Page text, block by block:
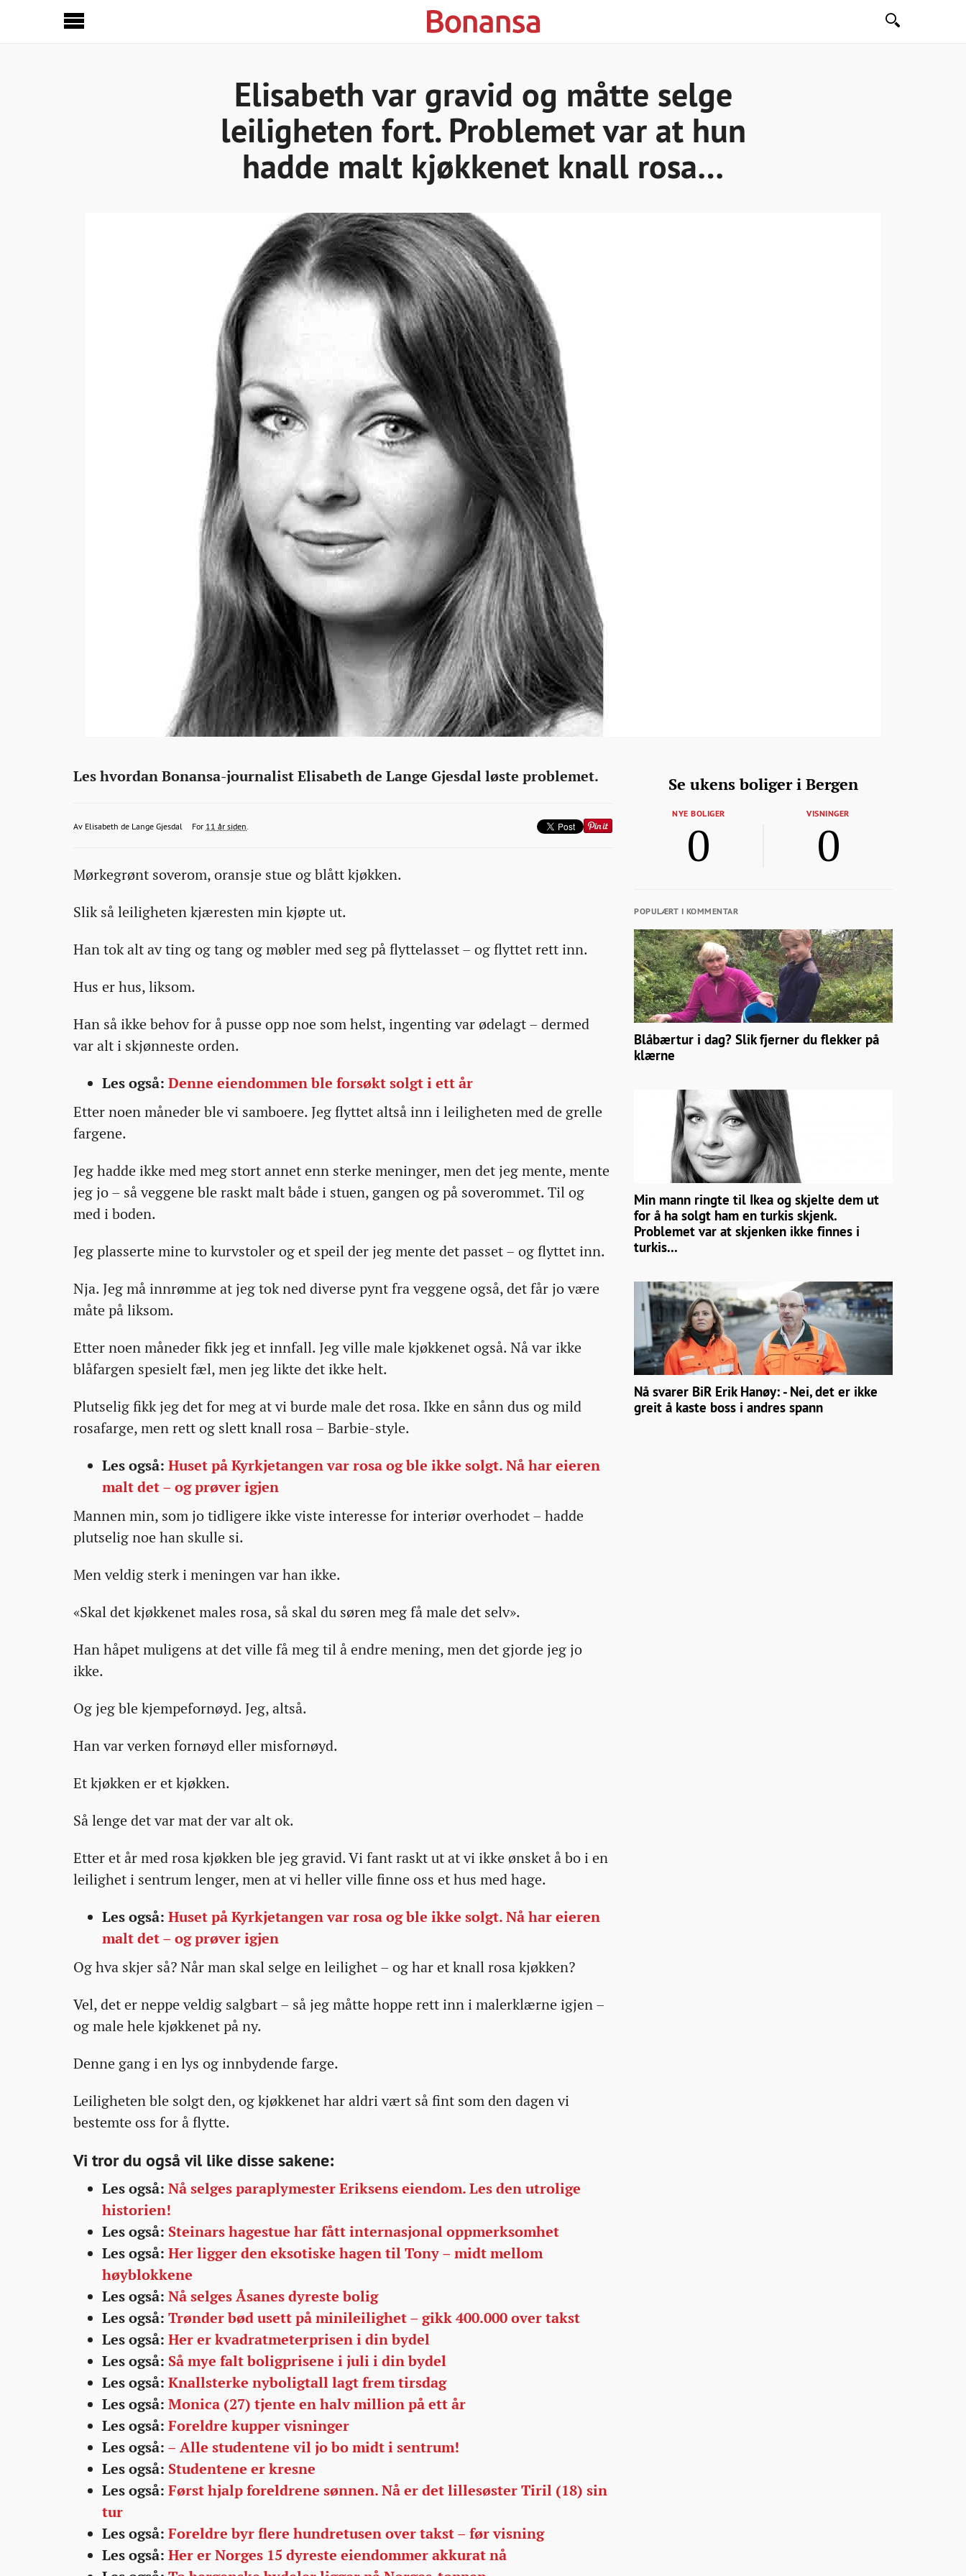
Søk
Elisabeth var gravid og måtte selge
leiligheten fort. Problemet var at hun
hadde malt kjøkkenet knall rosa…
Kommentar
http://bonansa.no/artikkel/elisabeth-
selge-
leiligheten-
problemet-
at-
hadde-
malt-
kjokkenet-
rosa/
Les hvordan Bonansa-journalist Elisabeth de Lange Gjesdal løste problemet.
Av Elisabeth de Lange Gjesdal elisabeth.gjesdal@bt.no
2015-
21T13:58:50+00:00
2015-
21T13:58:50+00:00
2015-
21T13:58:50+00:00
For 11 år siden.
Mørkegrønt soverom, oransje stue og blått kjøkken.
Slik så leiligheten kjæresten min kjøpte ut.
Han tok alt av ting og tang og møbler med seg på flyttelasset – og flyttet rett inn.
Hus er hus, liksom.
Han så ikke behov for å pusse opp noe som helst, ingenting var ødelagt – dermed
var alt i skjønneste orden.
Les også: Denne eiendommen ble forsøkt solgt i ett år
Etter noen måneder ble vi samboere. Jeg flyttet altså inn i leiligheten med de grelle
fargene.
Jeg hadde ikke med meg stort annet enn sterke meninger, men det jeg mente, mente
jeg jo – så veggene ble raskt malt både i stuen, gangen og på soverommet. Til og
med i boden.
Jeg plasserte mine to kurvstoler og et speil der jeg mente det passet – og flyttet inn.
Nja. Jeg må innrømme at jeg tok ned diverse pynt fra veggene også, det får jo være
måte på liksom.
Etter noen måneder fikk jeg et innfall. Jeg ville male kjøkkenet også. Nå var ikke
blåfargen spesielt fæl, men jeg likte det ikke helt.
Plutselig fikk jeg det for meg at vi burde male det rosa. Ikke en sånn dus og mild
rosafarge, men rett og slett knall rosa – Barbie-style.
Les også: Huset på Kyrkjetangen var rosa og ble ikke solgt. Nå har eieren
malt det – og prøver igjen
Mannen min, som jo tidligere ikke viste interesse for interiør overhodet – hadde
plutselig noe han skulle si.
Men veldig sterk i meningen var han ikke.
«Skal det kjøkkenet males rosa, så skal du søren meg få male det selv».
Han håpet muligens at det ville få meg til å endre mening, men det gjorde jeg jo
ikke.
Og jeg ble kjempefornøyd. Jeg, altså.
Han var verken fornøyd eller misfornøyd.
Et kjøkken er et kjøkken.
Så lenge det var mat der var alt ok.
Etter et år med rosa kjøkken ble jeg gravid. Vi fant raskt ut at vi ikke ønsket å bo i en
leilighet i sentrum lenger, men at vi heller ville finne oss et hus med hage.
Les også: Huset på Kyrkjetangen var rosa og ble ikke solgt. Nå har eieren
malt det – og prøver igjen
Og hva skjer så? Når man skal selge en leilighet – og har et knall rosa kjøkken?
Vel, det er neppe veldig salgbart – så jeg måtte hoppe rett inn i malerklærne igjen –
og male hele kjøkkenet på ny.
Denne gang i en lys og innbydende farge.
Leiligheten ble solgt den, og kjøkkenet har aldri vært så fint som den dagen vi
bestemte oss for å flytte.
Vi tror du også vil like disse sakene:
Les også: Nå selges paraplymester Eriksens eiendom. Les den utrolige
historien!
Les også: Steinars hagestue har fått internasjonal oppmerksomhet
Les også: Her ligger den eksotiske hagen til Tony – midt mellom
høyblokkene
Les også: Nå selges Åsanes dyreste bolig
Les også: Trønder bød usett på minileilighet – gikk 400.000 over takst
Les også: Her er kvadratmeterprisen i din bydel
Les også: Så mye falt boligprisene i juli i din bydel
Les også: Knallsterke nyboligtall lagt frem tirsdag
Les også: Monica (27) tjente en halv million på ett år
Les også: Foreldre kupper visninger
Les også: – Alle studentene vil jo bo midt i sentrum!
Les også: Studentene er kresne
Les også: Først hjalp foreldrene sønnen. Nå er det lillesøster Tiril (18) sin
tur
Les også: Foreldre byr flere hundretusen over takst – før visning
Les også: Her er Norges 15 dyreste eiendommer akkurat nå
Se ukens boliger i Bergen
NYE BOLIGER
0
VISNINGER
0
POPULÆRT I KOMMENTAR
Blåbærtur i dag? Slik fjerner du flekker på
klærne
Min mann ringte til Ikea og skjelte dem ut
for å ha solgt ham en turkis skjenk.
Problemet var at skjenken ikke finnes i
turkis...
Nå svarer BiR Erik Hanøy: - Nei, det er ikke
greit å kaste boss i andres spann